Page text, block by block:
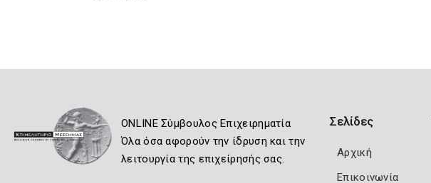
ONLINE Σύμβουλος Επιχειρηματία
Όλα όσα αφορούν την ίδρυση και την
λειτουργία της επιχείρησής σας.
Σελίδες
Αρχική
Επικοινωνία